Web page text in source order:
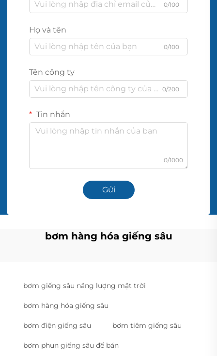
0/100
Họ và tên
0/100
Tên công ty
0/200
Tin nhắn
0/1000
Gửi
bơm hàng hóa giếng sâu
bơm giếng sâu năng lượng mặt trời
bơm hàng hóa giếng sâu
bơm điện giếng sâu bơm tiêm giếng sâu
bơm phun giếng sâu để bán